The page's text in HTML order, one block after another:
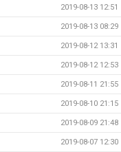
2019-08-13 12:51
2019-08-13 08:29
2019-08-12 13:31
2019-08-12 12:53
2019-08-11 21:55
2019-08-10 21:15
2019-08-09 21:48
2019-08-07 12:30